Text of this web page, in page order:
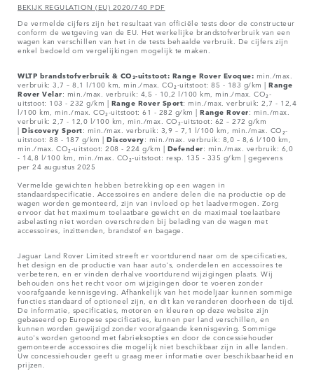
BEKIJK REGULATION (EU) 2020/740 PDF
De vermelde cijfers zijn het resultaat van officiële tests door de constructeur
conform de wetgeving van de EU. Het werkelijke brandstofverbruik van een
wagen kan verschillen van het in de tests behaalde verbruik. De cijfers zijn
enkel bedoeld om vergelijkingen mogelijk te maken.
WLTP brandstofverbruik & CO₂-uitstoot: Range Rover Evoque: min./max.
verbruik: 3,7 – 8,1 l/100 km, min./max. CO₂-uitstoot: 85 - 183 g/km | Range
Rover Velar: min./max. verbruik: 4,5 - 10,2 l/100 km, min./max. CO₂-
uitstoot: 103 - 232 g/km | Range Rover Sport: min./max. verbruik: 2,7 - 12,4
l/100 km, min./max. CO₂-uitstoot: 61 - 282 g/km | Range Rover: min./max.
verbruik: 2,7 - 12,0 l/100 km, min./max. CO₂-uitstoot: 62 – 272 g/km
| Discovery Sport: min./max. verbruik: 3,9 – 7,1 l/100 km, min./max. CO₂-
uitstoot: 88 - 187 g/km | Discovery: min./max. verbruik: 8,0 – 8,6 l/100 km,
min./max. CO₂-uitstoot: 208 - 224 g/km | Defender: min./max. verbruik: 6,0
- 14,8 l/100 km, min./max. CO₂-uitstoot: resp. 135 - 335 g/km | gegevens
per 24 augustus 2025
Vermelde gewichten hebben betrekking op een wagen in
standaardspecificatie. Accessoires en andere delen die na productie op de
wagen worden gemonteerd, zijn van invloed op het laadvermogen. Zorg
ervoor dat het maximum toelaatbare gewicht en de maximaal toelaatbare
asbelasting niet worden overschreden bij belading van de wagen met
accessoires, inzittenden, brandstof en bagage.
Jaguar Land Rover Limited streeft er voortdurend naar om de specificaties,
het design en de productie van haar auto's, onderdelen en accessoires te
verbeteren, en er vinden derhalve voortdurend wijzigingen plaats. Wij
behouden ons het recht voor om wijzigingen door te voeren zonder
voorafgaande kennisgeving. Afhankelijk van het modeljaar kunnen sommige
functies standaard of optioneel zijn, en dit kan veranderen doorheen de tijd.
De informatie, specificaties, motoren en kleuren op deze website zijn
gebaseerd op Europese specificaties, kunnen per land verschillen, en
kunnen worden gewijzigd zonder voorafgaande kennisgeving. Sommige
auto's worden getoond met fabrieksopties en door de concessiehouder
gemonteerde accessoires die mogelijk niet beschikbaar zijn in alle landen.
Uw concessiehouder geeft u graag meer informatie over beschikbaarheid en
prijzen.